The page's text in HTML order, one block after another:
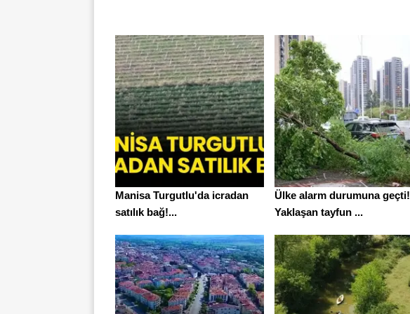
Manisa Turgutlu'da icradan
satılık bağ!...
Ülke alarm durumuna geçti!
Yaklaşan tayfun ...